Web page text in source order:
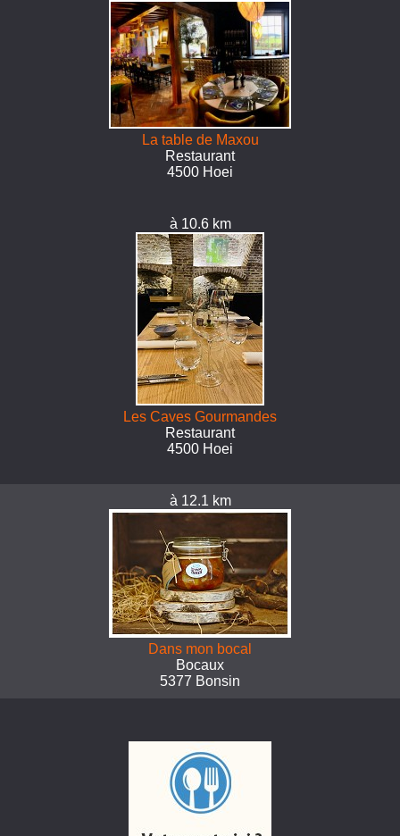
La table de Maxou
Restaurant
4500 Hoei
à 10.6 km
Les Caves Gourmandes
Restaurant
4500 Hoei
à 12.1 km
Dans mon bocal
Bocaux
5377 Bonsin